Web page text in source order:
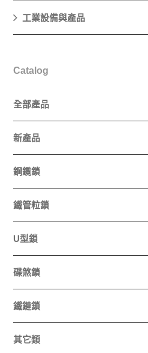
工業設備與產品
Catalog
全部產品
新產品
鋼鑬鎖
鐵管粒鎖
U型鎖
碟煞鎖
鐵鏈鎖
其它類